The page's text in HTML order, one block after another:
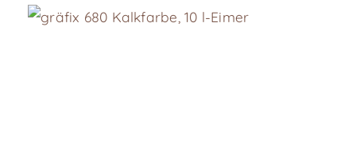
Varianten